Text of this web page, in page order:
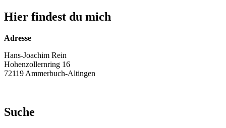
Hier findest du mich
Adresse
Hans-Joachim Rein
Hohenzollernring 16
72119 Ammerbuch-Altingen
Suche